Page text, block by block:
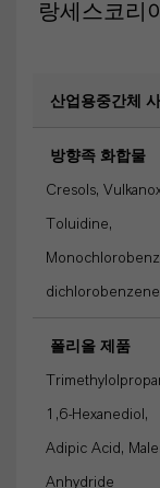
랑세스코리
산업용중간체
방향족 화합물
Cresols,
Toluidine,
dichlorobenzene
폴리올 제품
1,6-Hexanediol,
Adipic Acid,
Anhydride